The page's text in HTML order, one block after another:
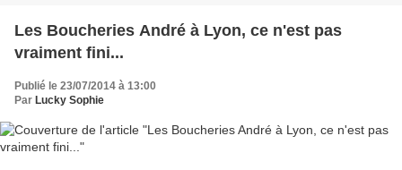
Les Boucheries André à Lyon, ce n'est pas
vraiment fini...
Publié le 23/07/2014 à 13:00
Par Lucky Sophie